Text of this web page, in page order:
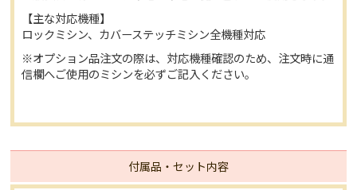
【主な対応機種】
ロックミシン、カバーステッチミシン全機種対応
※オプション品注文の際は、対応機種確認のため、注文時に通
信欄へご使用のミシンを必ずご記入ください。
付属品・セット内容